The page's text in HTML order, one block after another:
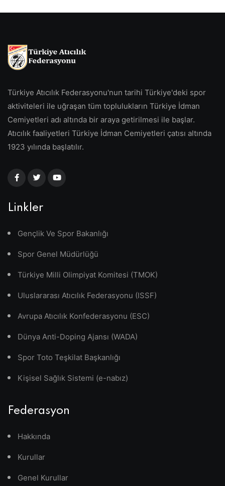
Türkiye Atıcılık Federasyonu'nun tarihi Türkiye'deki spor
aktiviteleri ile uğraşan tüm toplulukların Türkiye İdman
Cemiyetleri adı altında bir araya getirilmesi ile başlar.
Atıcılık faaliyetleri Türkiye İdman Cemiyetleri çatısı altında
1923 yılında başlatılır.
Linkler
Gençlik Ve Spor Bakanlığı
Spor Genel Müdürlüğü
Türkiye Milli Olimpiyat Komitesi (TMOK)
Uluslararası Atıcılık Federasyonu (ISSF)
Avrupa Atıcılık Konfederasyonu (ESC)
Dünya Anti-Doping Ajansı (WADA)
Spor Toto Teşkilat Başkanlığı
Kişisel Sağlık Sistemi (e-nabız)
Federasyon
Hakkında
Kurullar
Genel Kurullar